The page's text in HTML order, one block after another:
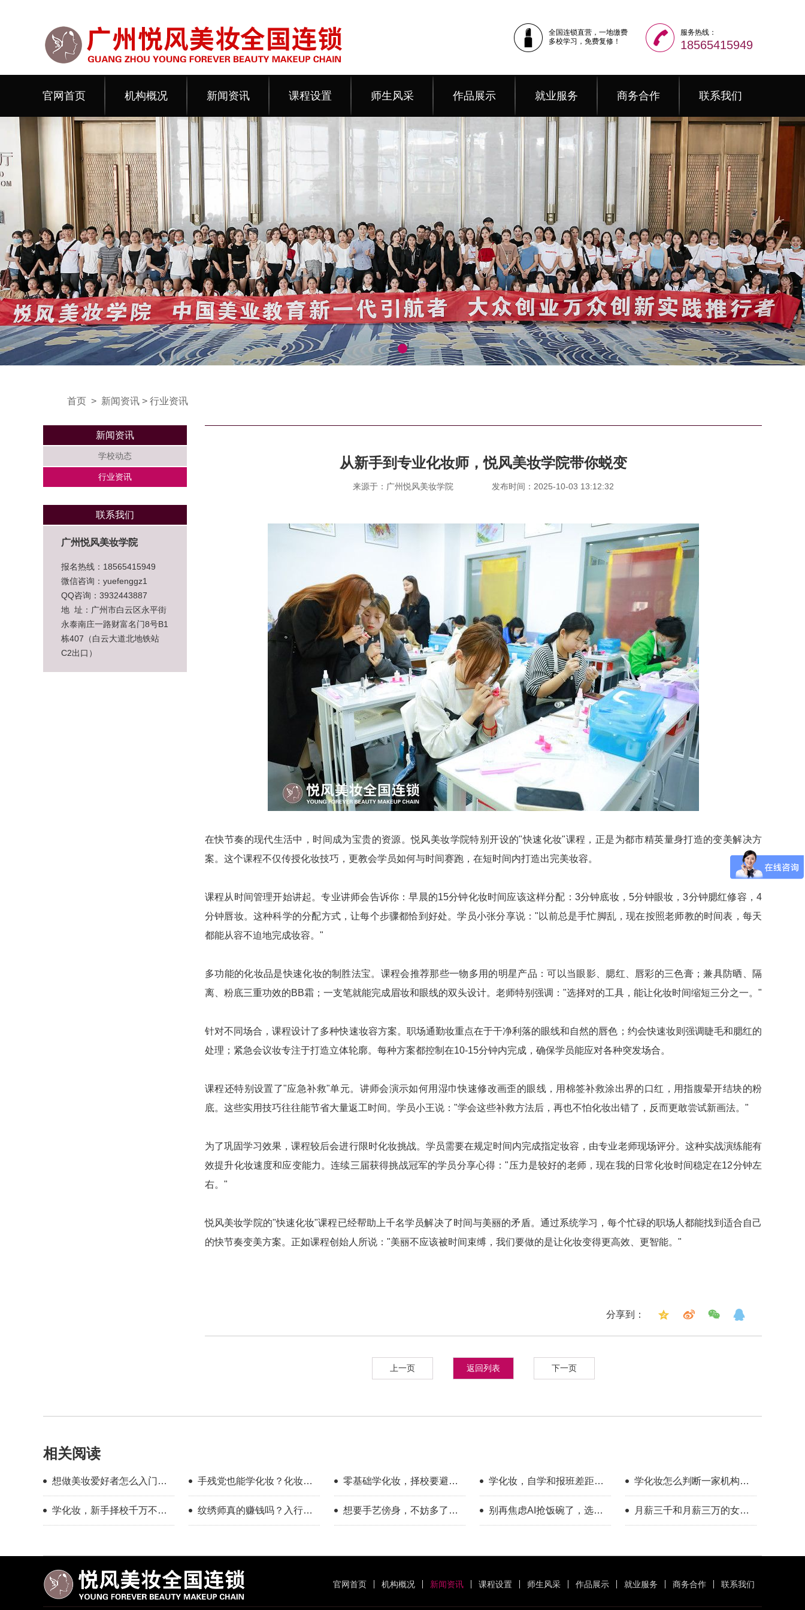
全国连锁直营，一地缴费
多校学习，免费复修！
服务热线：
18565415949
官网首页 机构概况 新闻资讯 课程设置 师生风采 作品展示 就业服务 商务合作 联系我们
首页 > 新闻资讯 > 行业资讯
新闻资讯
学校动态
行业资讯
联系我们
广州悦风美妆学院
报名热线：18565415949
微信咨询：yuefenggz1
QQ咨询：3932443887
地 址：广州市白云区永平街
永泰南庄一路财富名门8号B1
栋407（白云大道北地铁站
C2出口）
从新手到专业化妆师，悦风美妆学院带你蜕变
来源于：广州悦风美妆学院 发布时间：2025-10-03 13:12:32
在快节奏的现代生活中，时间成为宝贵的资源。悦风美妆学院特别开设的"快速化妆"课程，正是为都市精英量身打造的变美解决方
案。这个课程不仅传授化妆技巧，更教会学员如何与时间赛跑，在短时间内打造出完美妆容。
课程从时间管理开始讲起。专业讲师会告诉你：早晨的15分钟化妆时间应该这样分配：3分钟底妆，5分钟眼妆，3分钟腮红修容，4
分钟唇妆。这种科学的分配方式，让每个步骤都恰到好处。学员小张分享说："以前总是手忙脚乱，现在按照老师教的时间表，每天
都能从容不迫地完成妆容。"
多功能的化妆品是快速化妆的制胜法宝。课程会推荐那些一物多用的明星产品：可以当眼影、腮红、唇彩的三色膏；兼具防晒、隔
离、粉底三重功效的BB霜；一支笔就能完成眉妆和眼线的双头设计。老师特别强调："选择对的工具，能让化妆时间缩短三分之一。"
针对不同场合，课程设计了多种快速妆容方案。职场通勤妆重点在于干净利落的眼线和自然的唇色；约会快速妆则强调睫毛和腮红的
处理；紧急会议妆专注于打造立体轮廓。每种方案都控制在10-15分钟内完成，确保学员能应对各种突发场合。
课程还特别设置了"应急补救"单元。讲师会演示如何用湿巾快速修改画歪的眼线，用棉签补救涂出界的口红，用指腹晕开结块的粉
底。这些实用技巧往往能节省大量返工时间。学员小王说："学会这些补救方法后，再也不怕化妆出错了，反而更敢尝试新画法。"
为了巩固学习效果，课程较后会进行限时化妆挑战。学员需要在规定时间内完成指定妆容，由专业老师现场评分。这种实战演练能有
效提升化妆速度和应变能力。连续三届获得挑战冠军的学员分享心得："压力是较好的老师，现在我的日常化妆时间稳定在12分钟左
右。"
悦风美妆学院的"快速化妆"课程已经帮助上千名学员解决了时间与美丽的矛盾。通过系统学习，每个忙碌的职场人都能找到适合自己
的快节奏变美方案。正如课程创始人所说："美丽不应该被时间束缚，我们要做的是让化妆变得更高效、更智能。"
分享到：
相关阅读
想做美妆爱好者怎么入门？
新手入门完整流程指南
手残党也能学化妆？化妆学
校怎么选？
零基础学化妆，择校要避开
哪些误区？
学化妆，自学和报班差距到
底有多大？
学化妆怎么判断一家机构教
学靠不靠谱？
学化妆，新手择校千万不要
只看外表
纹绣师真的赚钱吗？入行半
年的真实感受
想要手艺傍身，不妨多了解
一下美业这个方向
别再焦虑AI抢饭碗了，选对
赛道，普通人照样有出路
月薪三千和月薪三万的女
生，差的是一门可变现的手
上一页 返回列表 下一页
官网首页 机构概况 新闻资讯 课程设置 师生风采 作品展示 就业服务 商务合作 联系我们